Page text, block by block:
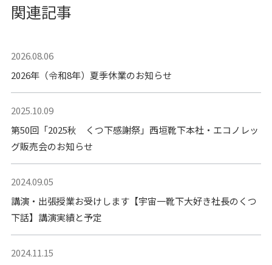
関連記事
2026.08.06
2026年（令和8年）夏季休業のお知らせ
2025.10.09
第50回「2025秋 くつ下感謝祭」西垣靴下本社・エコノレッ
グ販売会のお知らせ
2024.09.05
講演・出張授業お受けします【宇宙一靴下大好き社長のくつ
下話】講演実績と予定
2024.11.15